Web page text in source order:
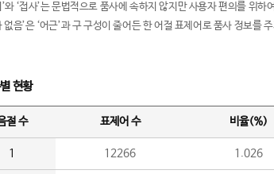
와 ‘접사’는 문법적으로 품사에 속하지 않지만 사용자 편의를 위하
없음’은 ‘어근’과 구 구성이 줄어든 한 어절 표제어로 품사 정보를
현황
절 수 표제어 수 비율(%)
1 12266 1.026